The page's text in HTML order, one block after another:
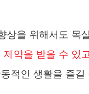
상을 위해서도 목
제약을 받을 수 있
적인 생활을 즐길